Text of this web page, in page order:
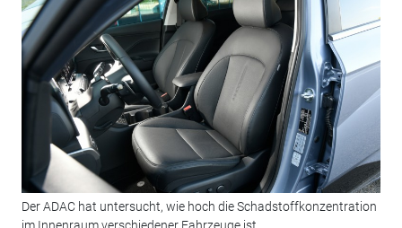
Der ADAC hat untersucht, wie hoch die Schadstoffkonzentration